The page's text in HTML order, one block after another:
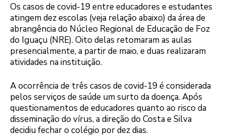
Os casos de covid-19 entre educadores e estudantes
atingem dez escolas (veja relação abaixo) da área de
abrangência do Núcleo Regional de Educação de Foz
do Iguaçu (NRE). Oito delas retomaram as aulas
presencialmente, a partir de maio, e duas realizaram
atividades na instituição.
A ocorrência de três casos de covid-19 é considerada
pelos serviços de saúde um surto da doença. Após
questionamentos de educadores quanto ao risco da
disseminação do vírus, a direção do Costa e Silva
decidiu fechar o colégio por dez dias.